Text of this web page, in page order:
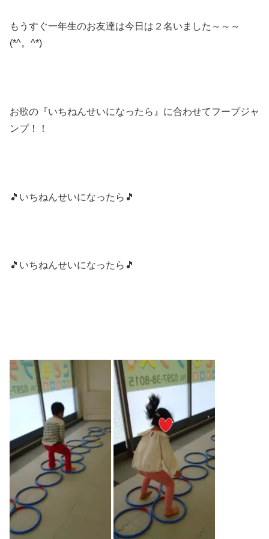
もうすぐ一年生のお友達は今日は２名いました～～～
(*^。^*)
お歌の『いちねんせいになったら』に合わせてフープジャ
ンプ！！
🎵いちねんせいになったら🎵
🎵いちねんせいになったら🎵